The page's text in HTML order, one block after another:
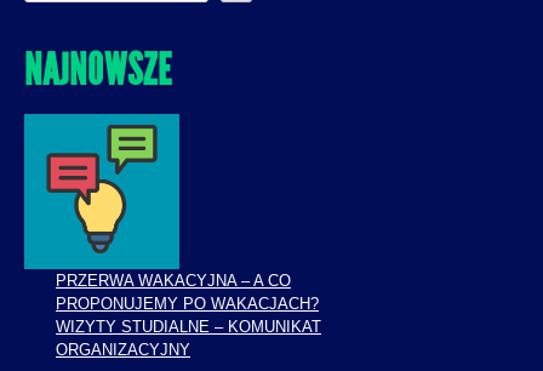
NAJNOWSZE
PRZERWA WAKACYJNA – A CO
PROPONUJEMY PO WAKACJACH?
WIZYTY STUDIALNE – KOMUNIKAT
ORGANIZACYJNY